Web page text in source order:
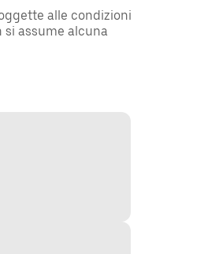
alle condizioni
si assume alcuna